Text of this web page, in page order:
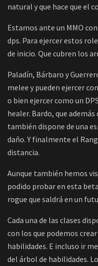
natural y que hace que el
Estamos ante un MMO
dps. Para ejercer estos
de inicio. Que cubren los
Paladín, Bárbaro y
melee y pueden ejercer
o bien ejercer como un
healer. Bardo, que
también dispone de una
daño. Y finalmente el
distancia.
Aunque también hemos
podido probar en esta
rogue que saldrá en un
Cada una de las clases
con los que podemos
habilidades. E incluso ir
del árbol de habilidades.